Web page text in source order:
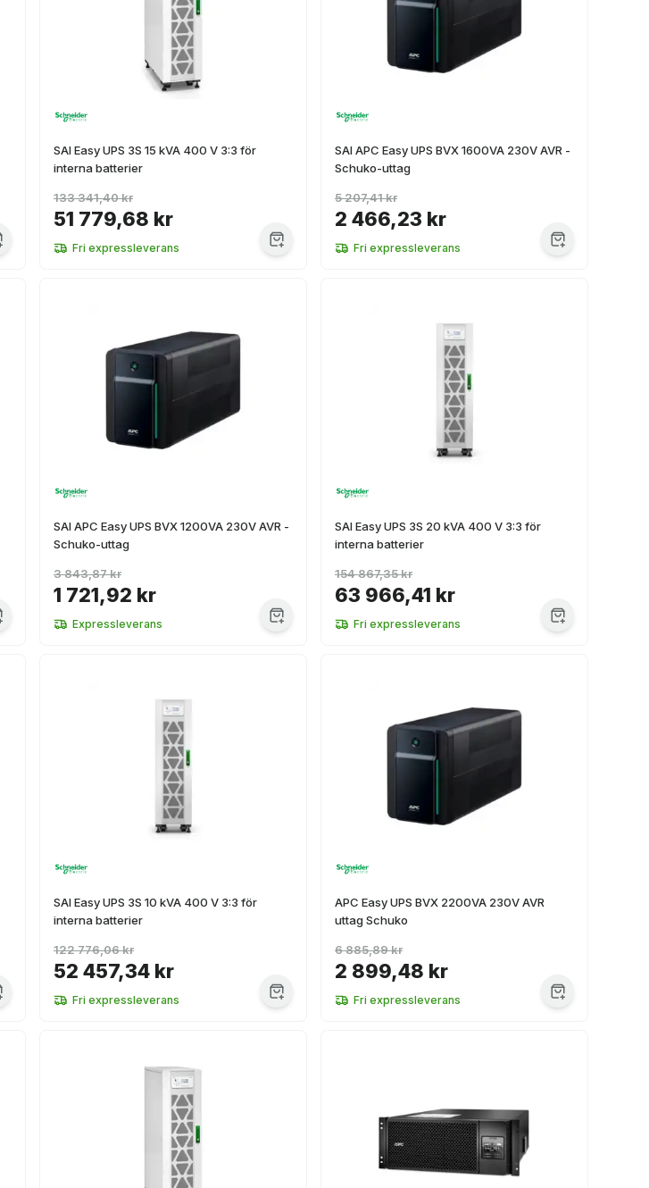
SAI Easy UPS 3S 15 kVA 400 V 3:3 för
interna batterier
51 779,68 kr
133 341,40 kr
Fri expressleverans
SAI APC Easy UPS BVX 1600VA 230V AVR -
Schuko-uttag
2 466,23 kr
5 207,41 kr
Fri expressleverans
SAI APC Easy UPS BVX 1200VA 230V AVR -
Schuko-uttag
1 721,92 kr
3 843,87 kr
Expressleverans
SAI Easy UPS 3S 20 kVA 400 V 3:3 för
interna batterier
63 966,41 kr
154 867,35 kr
Fri expressleverans
SAI Easy UPS 3S 10 kVA 400 V 3:3 för
interna batterier
52 457,34 kr
122 776,06 kr
Fri expressleverans
APC Easy UPS BVX 2200VA 230V AVR
uttag Schuko
2 899,48 kr
6 885,89 kr
Fri expressleverans